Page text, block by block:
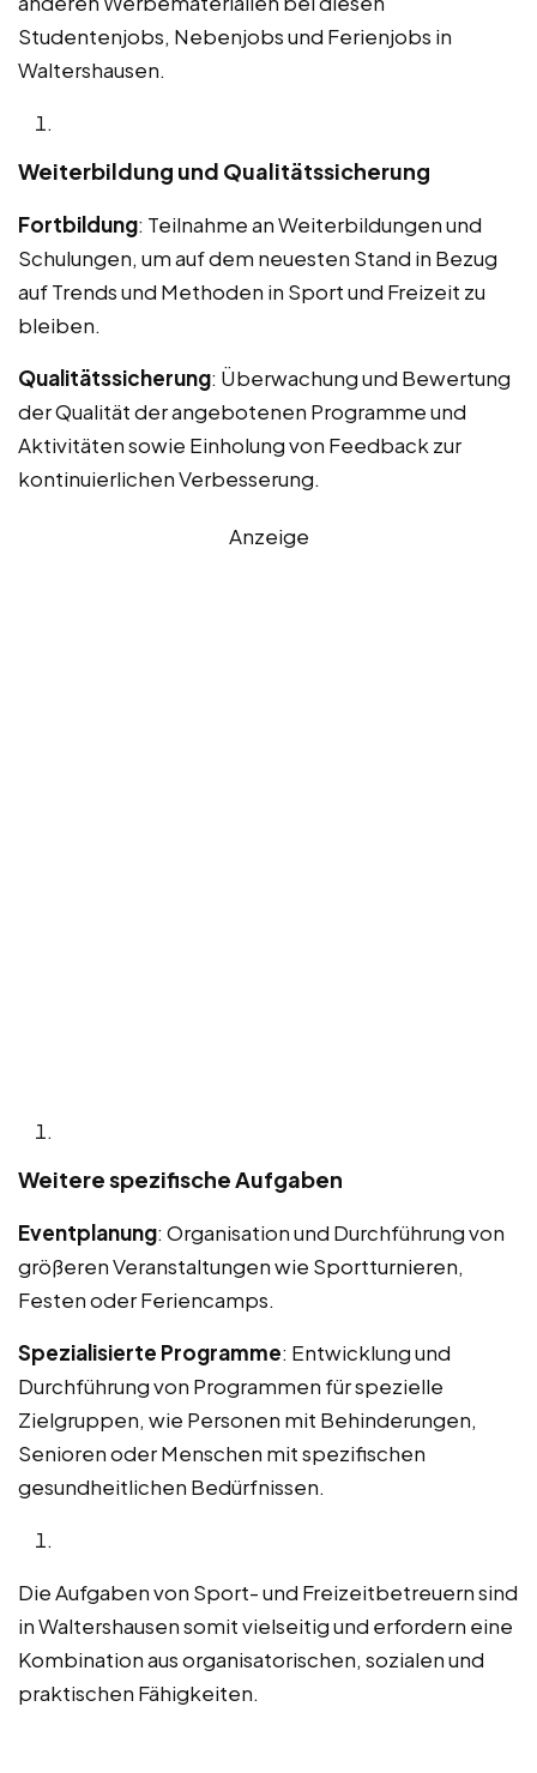
Studentenjobs, Nebenjobs und Ferienjobs in
Waltershausen.
Weiterbildung und Qualitätssicherung
Fortbildung: Teilnahme an Weiterbildungen und
Schulungen, um auf dem neuesten Stand in Bezug
auf Trends und Methoden in Sport und Freizeit zu
bleiben.
Qualitätssicherung: Überwachung und Bewertung
der Qualität der angebotenen Programme und
Aktivitäten sowie Einholung von Feedback zur
kontinuierlichen Verbesserung.
Anzeige
Weitere spezifische Aufgaben
Eventplanung: Organisation und Durchführung von
größeren Veranstaltungen wie Sportturnieren,
Festen oder Feriencamps.
Spezialisierte Programme: Entwicklung und
Durchführung von Programmen für spezielle
Zielgruppen, wie Personen mit Behinderungen,
Senioren oder Menschen mit spezifischen
gesundheitlichen Bedürfnissen.
Die Aufgaben von Sport- und Freizeitbetreuern sind
in Waltershausen somit vielseitig und erfordern eine
Kombination aus organisatorischen, sozialen und
praktischen Fähigkeiten.